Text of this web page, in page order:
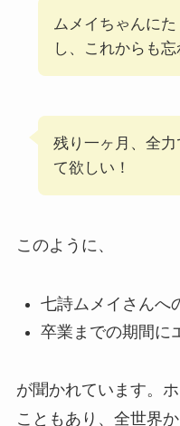
ムメイちゃんに
し、これからも忘
残り一ヶ月、全
て欲しい！
このように、
七詩ムメイさんへ
卒業までの期間に
が聞かれています。
こともあり、全世界